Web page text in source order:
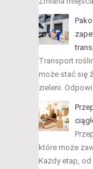
Transport
może stać się
zieleni.
które może
Każdy etap,